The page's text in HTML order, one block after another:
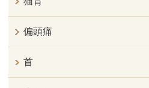
偏頭痛
首